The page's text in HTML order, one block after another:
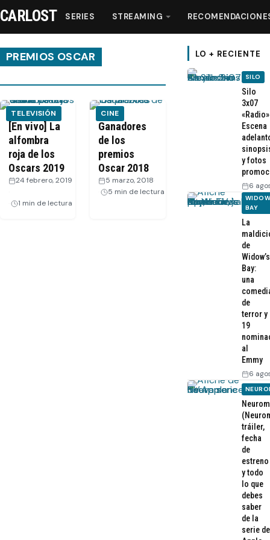
Streaming
Recomendaciones
CARLOST SERIES STREAMING
PREMIOS OSCAR
TELEVISIÓN
[En vivo] La
alfombra
roja de los
Oscars 2019
24 febrero, 2019
1 min de lectura
CINE
Ganadores
de los
premios
Oscar 2018
5 marzo, 2018
5 min de lectura
LO + RECIENTE
SILO
Silo
3x07
Escena
y fotos
6
BAY
La
de
Widow’s
Bay:
una
de
terror y
19
al
Emmy
6
tráiler,
fecha
de
estreno
y todo
lo que
debes
saber
de la
serie de